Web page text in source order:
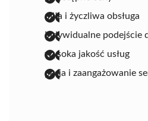
miła i życzliwa obsługa
indywidualne podejście
wysoka jakość usług
pasja i zaangażowanie